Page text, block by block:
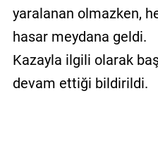
yaralanan olmazken,
hasar meydana geldi.
Kazayla ilgili olarak
devam ettiği bildirildi.